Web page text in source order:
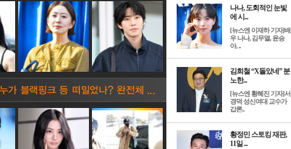
나나, 도회적인 눈빛
에 시...
[뉴스엔 이재하 기자]배
우 나나, 김무열, 윤승
아, ..
김희철 “X돌았네” 분
노한...
[뉴스엔 황혜진 기자]서
경덕 성신여대 교수가
갑론..
황정민 스토킹 재판,
11일 ...